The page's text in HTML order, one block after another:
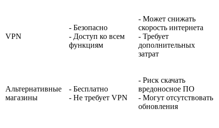
VPN
- Безопасно
- Доступ ко всем
функциям
- Может снижать
скорость интернета
- Требует
дополнительных
затрат
Альтернативные
магазины
- Бесплатно
- Не требует VPN
- Риск скачать
вредоносное ПО
- Могут отсутствовать
обновления